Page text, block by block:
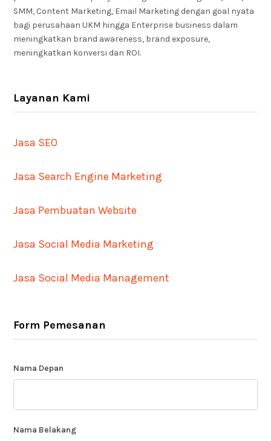
SMM, Content Marketing, Email Marketing dengan goal nyata
bagi perusahaan UKM hingga Enterprise business dalam
meningkatkan brand awareness, brand exposure,
meningkatkan konversi dan ROI.
Layanan Kami
Jasa SEO
Jasa Search Engine Marketing
Jasa Pembuatan Website
Jasa Social Media Marketing
Jasa Social Media Management
Form Pemesanan
Nama Depan
Nama Belakang